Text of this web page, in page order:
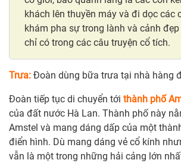
khách lên thuyền máy và đi dọc các
khám pha sự trong lành và cảnh
chỉ có trong các câu truyện cổ tích.
Trưa: Đoàn dùng bữa trưa tại nhà hàng
Đoàn tiếp tục di chuyển tới thành phố
của đất nước Hà Lan. Thành phố này
Amstel và mang dáng dấp của một
điển hình. Dù mang dáng vẻ cổ kính
vẫn là một trong những hải cảng lớn